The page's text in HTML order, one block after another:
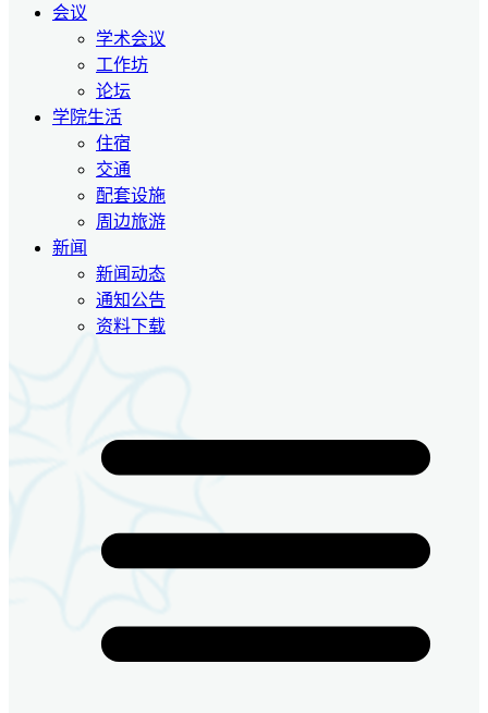
会议
学术会议
工作坊
论坛
学院生活
住宿
交通
配套设施
周边旅游
新闻
新闻动态
通知公告
资料下载